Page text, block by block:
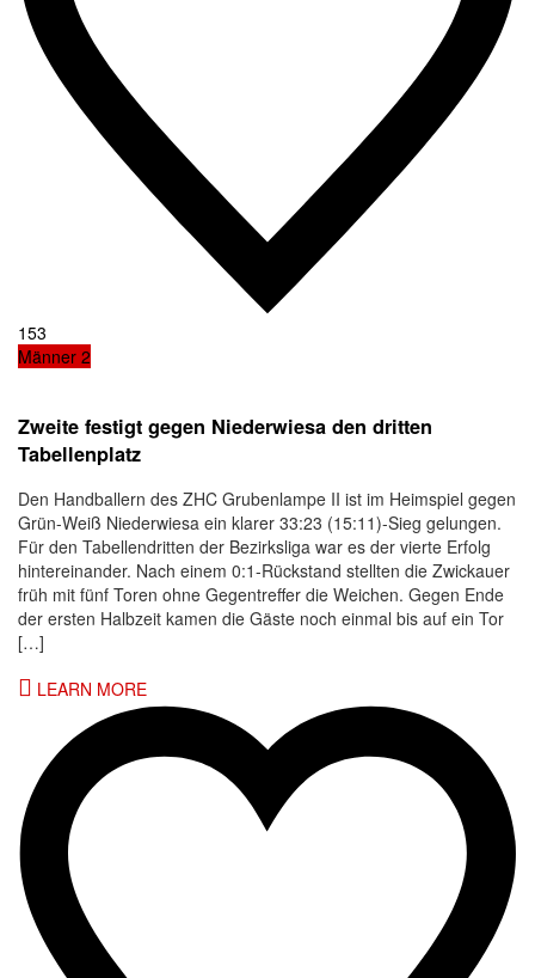
153
Männer 2
Zweite festigt gegen Niederwiesa den dritten
Tabellenplatz
Den Handballern des ZHC Grubenlampe II ist im Heimspiel gegen
Grün-Weiß Niederwiesa ein klarer 33:23 (15:11)-Sieg gelungen.
Für den Tabellendritten der Bezirksliga war es der vierte Erfolg
hintereinander. Nach einem 0:1-Rückstand stellten die Zwickauer
früh mit fünf Toren ohne Gegentreffer die Weichen. Gegen Ende
der ersten Halbzeit kamen die Gäste noch einmal bis auf ein Tor
[…]
LEARN MORE